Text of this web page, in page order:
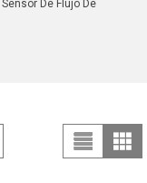
Sensor De Flujo De